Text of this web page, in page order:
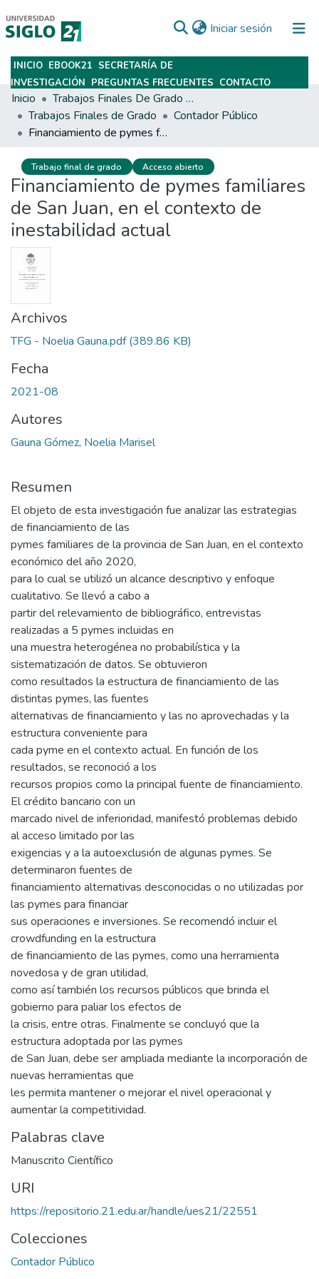
Iniciar sesión (current)
Subir
INICIO EBOOK21 SECRETARÍA DE
INVESTIGACIÓN PREGUNTAS FRECUENTES CONTACTO
Inicio
Trabajos Finales De Grado Y Posgrado
Trabajos Finales de Grado
Contador Público
Financiamiento de pymes familiares de San Juan, en el contexto de inestabilidad actual
Trabajo final de grado Acceso abierto
Financiamiento de pymes familiares
de San Juan, en el contexto de
inestabilidad actual
Archivos
TFG - Noelia Gauna.pdf(389.86 KB)
Fecha
2021-08
Autores
Gauna Gómez, Noelia Marisel
Resumen
El objeto de esta investigación fue analizar las estrategias
de financiamiento de las
pymes familiares de la provincia de San Juan, en el contexto
económico del año 2020,
para lo cual se utilizó un alcance descriptivo y enfoque
cualitativo. Se llevó a cabo a
partir del relevamiento de bibliográfico, entrevistas
realizadas a 5 pymes incluidas en
una muestra heterogénea no probabilística y la
sistematización de datos. Se obtuvieron
como resultados la estructura de financiamiento de las
distintas pymes, las fuentes
alternativas de financiamiento y las no aprovechadas y la
estructura conveniente para
cada pyme en el contexto actual. En función de los
resultados, se reconoció a los
recursos propios como la principal fuente de financiamiento.
El crédito bancario con un
marcado nivel de inferioridad, manifestó problemas debido
al acceso limitado por las
exigencias y a la autoexclusión de algunas pymes. Se
determinaron fuentes de
financiamiento alternativas desconocidas o no utilizadas por
las pymes para financiar
sus operaciones e inversiones. Se recomendó incluir el
crowdfunding en la estructura
de financiamiento de las pymes, como una herramienta
novedosa y de gran utilidad,
como así también los recursos públicos que brinda el
gobierno para paliar los efectos de
la crisis, entre otras. Finalmente se concluyó que la
estructura adoptada por las pymes
de San Juan, debe ser ampliada mediante la incorporación de
nuevas herramientas que
les permita mantener o mejorar el nivel operacional y
aumentar la competitividad.
Palabras clave
Manuscrito Científico
URI
https://repositorio.21.edu.ar/handle/ues21/22551
Colecciones
Contador Público